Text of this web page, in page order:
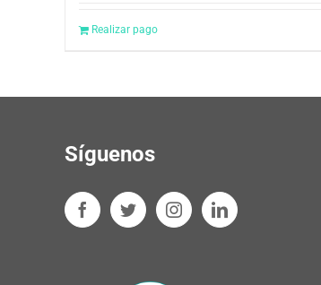
Realizar pago
Síguenos